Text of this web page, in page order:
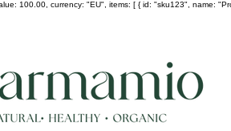
100.00, currency: "EU", items: [ { id: "sku123", name: